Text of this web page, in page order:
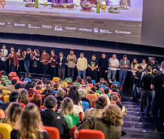
s-a deformat atât de tare
Proprietarul l-a aruncat la
fie clar de la început: nu
ci despre
ușor,